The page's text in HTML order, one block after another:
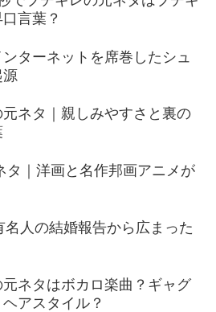
言葉？
ターネットを席巻したシュ
源
ネタ｜親しみやすさと裏の
タ｜洋画と名作邦画アニメが
人の結婚報告から広まった
ネタはボカロ楽曲？ギャグ
アスタイル？